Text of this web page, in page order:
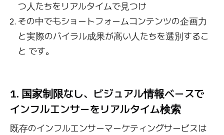
つ人たちをリアルタイムで見つけ
その中でもショートフォームコンテンツの企画力
と実際のバイラル成果が高い人たちを選別するこ
と です。
1. 国家制限なし、ビジュアル情報ベースで
インフルエンサーをリアルタイム検索
既存のインフルエンサーマーケティングサービスは